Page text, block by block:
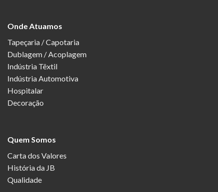
Onde Atuamos
Tapeçaria / Capotaria
Dublagem / Acoplagem
Indústria Têxtil
Indústria Automotiva
Hospitalar
Decoração
Quem Somos
Carta dos Valores
História da JB
Qualidade